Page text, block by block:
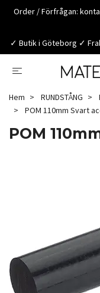
Order / Förfrågan:
✓ Butik i Göteborg ✓
Hem RUNDSTÅNG
POM 110mm Svart
POM